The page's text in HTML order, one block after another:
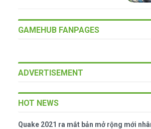
GAMEHUB FANPAGES
ADVERTISEMENT
HOT NEWS
Quake 2021 ra mắt bản mở rộng mới